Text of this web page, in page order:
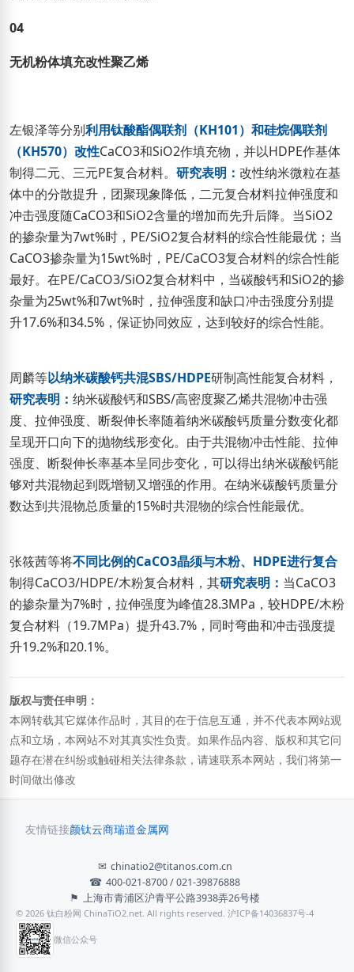
04
无机粉体填充改性聚乙烯
左银泽等分别利用钛酸酯偶联剂（KH101）和硅烷偶联剂
（KH570）改性CaCO3和SiO2作填充物，并以HDPE作基体
制得二元、三元PE复合材料。 研究表明： 改性纳米微粒在基
体中的分散提升，团聚现象降低，二元复合材料拉伸强度和
冲击强度随CaCO3和SiO2含量的增加而先升后降。当SiO2
的掺杂量为7wt%时，PE/SiO2复合材料的综合性能最优；当
CaCO3掺杂量为15wt%时，PE/CaCO3复合材料的综合性能
最好。在PE/CaCO3/SiO2复合材料中，当碳酸钙和SiO2的掺
杂量为25wt%和7wt%时，拉伸强度和缺口冲击强度分别提
升17.6%和34.5%，保证协同效应，达到较好的综合性能。
周麟等以纳米碳酸钙共混SBS/HDPE研制高性能复合材料，
研究表明： 纳米碳酸钙和SBS/高密度聚乙烯共混物冲击强
度、拉伸强度、断裂伸长率随着纳米碳酸钙质量分数变化都
呈现开口向下的抛物线形变化。由于共混物冲击性能、拉伸
强度、断裂伸长率基本呈同步变化，可以得出纳米碳酸钙能
够对共混物起到既增韧又增强的作用。在纳米碳酸钙质量分
数达到共混物总质量的15%时共混物的综合性能最优。
张筱茜等将不同比例的CaCO3晶须与木粉、HDPE进行复合
制得CaCO3/HDPE/木粉复合材料，其研究表明： 当CaCO3
的掺杂量为7%时，拉伸强度为峰值28.3MPa，较HDPE/木粉
复合材料（19.7MPa）提升43.7%，同时弯曲和冲击强度提
升19.2%和20.1%。
版权与责任申明：
本网转载其它媒体作品时，其目的在于信息互通，并不代表本网站观
点和立场，本网站不对其真实性负责。如果作品内容、版权和其它问
题存在潜在纠纷或触碰相关法律条款，请速联系本网站，我们将第一
时间做出修改
友情链接颜钛云商瑞道金属网
✉ chinatio2@titanos.com.cn
☎ 400-021-8700 / 021-39876888
⚑ 上海市青浦区沪青平公路3938弄26号楼
© 2026 钛白粉网 ChinaTiO2.net. All rights reserved. 沪ICP备14036837号-4
微信公众号